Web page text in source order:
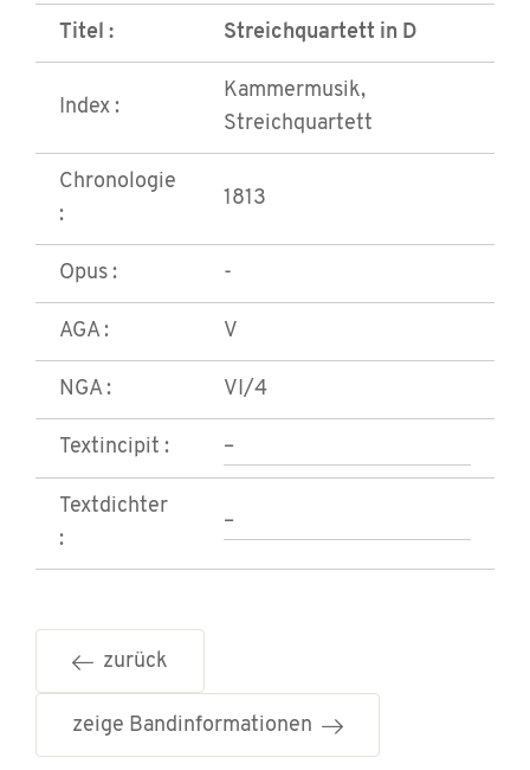
Titel : Streichquartett in D
Index :
Kammermusik,
Streichquartett
Chronologie
:
1813
Opus : -
AGA : V
NGA : VI/4
Textincipit : –
Textdichter
:
–
zurück
zeige Bandinformationen